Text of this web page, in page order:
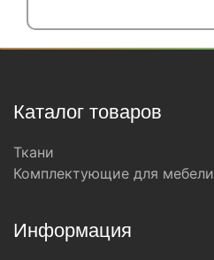
Каталог товаров
Ткани
Комплектующие для мебели
Информация